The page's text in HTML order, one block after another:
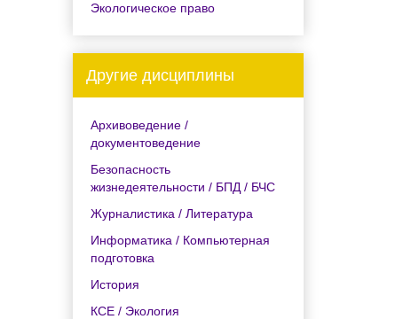
Экологическое право
Другие дисциплины
Архивоведение /
документоведение
Безопасность
жизнедеятельности / БПД / БЧС
Журналистика / Литература
Информатика / Компьютерная
подготовка
История
КСЕ / Экология